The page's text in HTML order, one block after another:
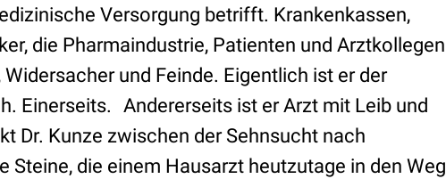
Versorgung betrifft. Krankenkassen,
die Pharmaindustrie, Patienten und Arztkollegen
und Feinde. Eigentlich ist er der
Einerseits. Andererseits ist er Arzt mit Leib und
Dr. Kunze zwischen der Sehnsucht nach
Steine, die einem Hausarzt heutzutage in den Weg